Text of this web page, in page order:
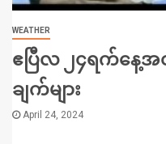
WEATHER
ဧပြီလ ၂၄ရက်နေ့
ချက်များ
April 24, 2024